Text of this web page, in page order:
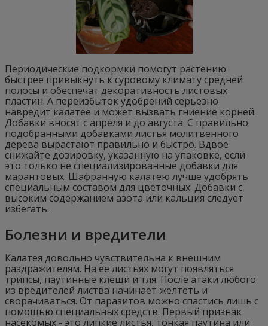
Периодические подкормки помогут растению
быстрее привыкнуть к суровому климату средней
полосы и обеспечат декоративность листовых
пластин. А переизбыток удобрений серьезно
навредит калатее и может вызвать гниение корней.
Добавки вносят с апреля и до августа. С правильно
подобранными добавками листья молитвенного
дерева вырастают правильно и быстро. Вдвое
снижайте дозировку, указанную на упаковке, если
это только не специализированные добавки для
марантовых. Шафранную калатею лучше удобрять
специальным составом для цветочных. Добавки с
высоким содержанием азота или кальция следует
избегать.
Болезни и вредители
Калатея довольно чувствительна к внешним
раздражителям. На ее листьях могут появляться
трипсы, паутинные клещи и тля. После атаки любого
из вредителей листва начинает желтеть и
сворачиваться. От паразитов можно спастись лишь с
помощью специальных средств. Первый признак
насекомых - это липкие листья, тонкая паутина или